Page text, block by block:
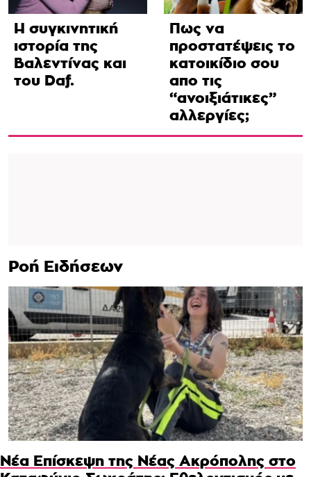
Η συγκινητική
ιστορία της
Βαλεντίνας και
του Daf.
Πως να
προστατέψεις το
κατοικίδιο σου
απο τις
“ανοιξιάτικες”
αλλεργίες;
Ροή Ειδήσεων
Νέα Επίσκεψη της Νέας Ακρόπολης στο